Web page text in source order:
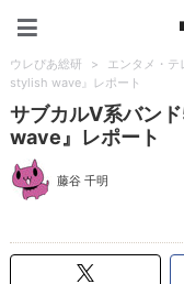
ウレぴあ総研 > エンタメ・テ
stylish wave』レポート
サブカルV系バン
wave』レポート
藤谷 千明